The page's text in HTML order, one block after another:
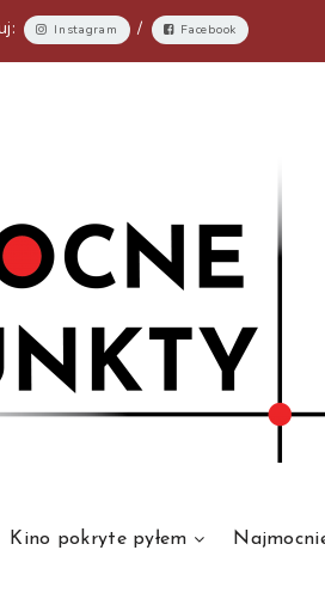
Instagram / Facebook
Kino pokryte pyłem